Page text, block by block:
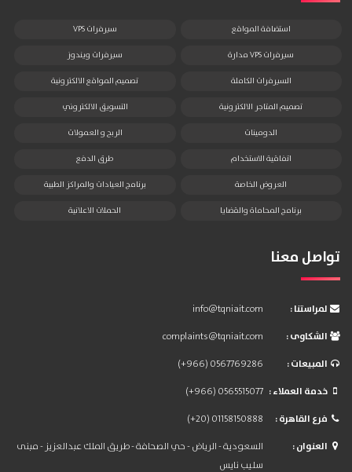
استضافة المواقع سيرفرات VPS
سيرفرات VPS مدارة سيرفرات ويندوز
السيرفرات الكاملة تصميم المواقع الالكترونية
تصميم المتاجر الالكترونية التسويق الالكتروني
الدومينات الربح و العمولات
اتفاقية الاستخدام طرق الدفع
العروض الخاصة برنامج العيادات والمراكز الطبية
برنامج المحاماة والقضايا الحملات الاعلانية
تواصل معنا
: لمراستنا
info@tqniait.com
: الشكاوى
complaints@tqniait.com
: المبيعات
(+966) 0567769286
: خدمة العملاء
(+966) 0565515077
: فرع القاهرة
(+20) 01158150888
: العنوان
السعودية - الرياض - حي الصحافة - طريق الملك عبدالعزيز - مبنى
سليب نايس